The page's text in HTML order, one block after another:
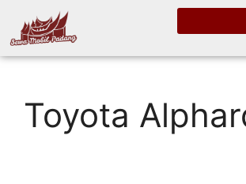
Toyota